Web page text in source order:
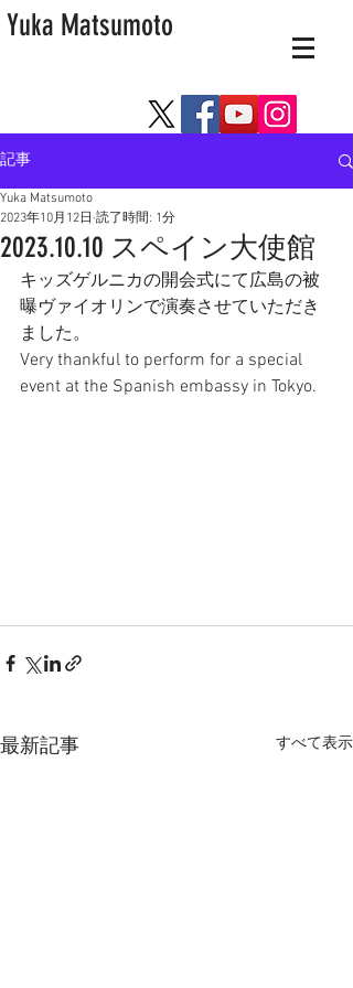
Yuka Matsumoto
記事
2023.10.10 スペイン大使館
Yuka Matsumoto
2023年10月12日 読了時間: 1分
キッズゲルニカの開会式にて広島の被
曝ヴァイオリンで演奏させていただき
ました。
Very thankful to perform for a special
event at the Spanish embassy in Tokyo.
最新記事 すべて表示